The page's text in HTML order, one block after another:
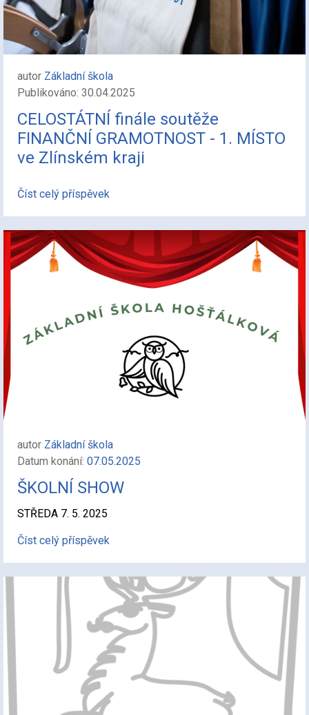
autor Základní škola
Publikováno: 30.04.2025
CELOSTÁTNÍ finále soutěže
FINANČNÍ GRAMOTNOST - 1. MÍSTO
ve Zlínském kraji
Číst celý příspěvek
autor Základní škola
Datum konání: 07.05.2025
ŠKOLNÍ SHOW
STŘEDA 7. 5. 2025
Číst celý příspěvek